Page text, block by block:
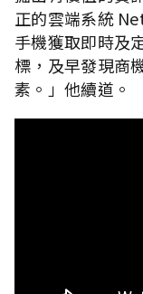
正的雲端系統
手機獲取即時及
標，及早發現商
素。」他續道。